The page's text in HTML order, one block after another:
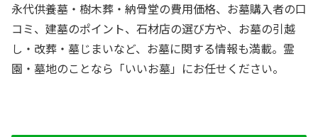
永代供養墓・樹木葬・納骨堂の費用価格、お墓購入者の口
コミ、建墓のポイント、石材店の選び方や、お墓の引越
し・改葬・墓じまいなど、お墓に関する情報も満載。霊
園・墓地のことなら「いいお墓」にお任せください。